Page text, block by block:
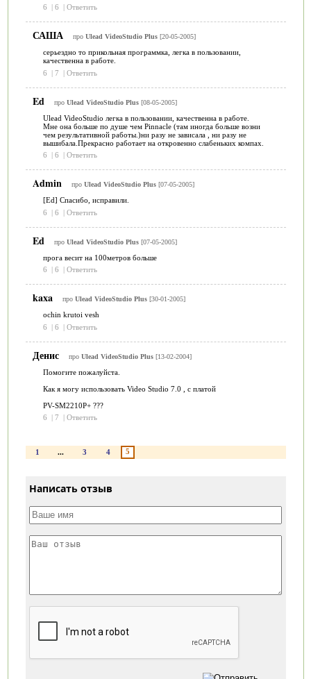
6
| 6 | Ответить
САША про Ulead VideoStudio Plus [20-05-2005]
серьездно то прикольная программка, легка в пользовании,
качественна в работе.
6
| 7 | Ответить
Ed про Ulead VideoStudio Plus [08-05-2005]
Ulead VideoStudio легка в пользовании, качественна в работе.
Мне она больше по душе чем Pinnacle (там иногда больше возни
чем результативной работы.)ни разу не зависала , ни разу не
вышибала.Прекрасно работает на откровенно слабеньких компах.
6
| 6 | Ответить
Admin про Ulead VideoStudio Plus [07-05-2005]
[Ed] Спасибо, исправили.
6
| 6 | Ответить
Ed про Ulead VideoStudio Plus [07-05-2005]
прога весит на 100метров больше
6
| 6 | Ответить
kaxa про Ulead VideoStudio Plus [30-01-2005]
ochin krutoi vesh
6
| 6 | Ответить
Денис про Ulead VideoStudio Plus [13-02-2004]
Помогите пожалуйста.
Как я могу использовать Video Studio 7.0 , с платой
PV-SM2210P+ ???
6
| 7 | Ответить
1 ... 3 4 5
Написать отзыв